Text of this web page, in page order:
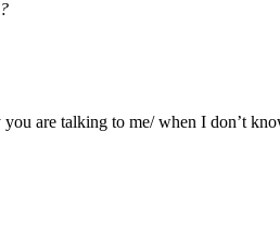
are talking to me/ when I don’t